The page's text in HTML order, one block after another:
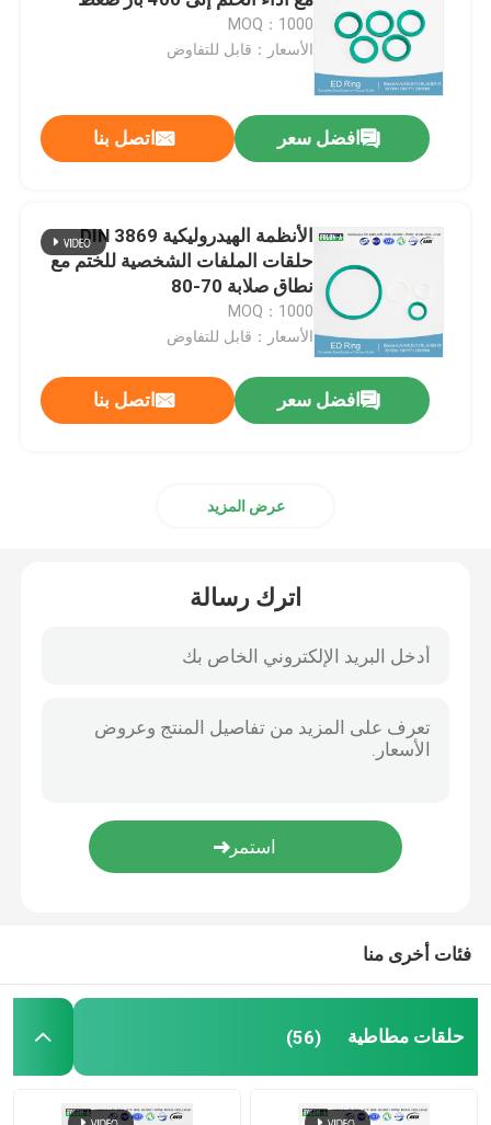
حلقات NBR يا
حلقات FKM O
حلقات سيليكون يا
حلقات EPDM
وولفورم سيلز
الأختام المستعبدة
أختام الزيت
MOQ：1000
الأسعار：قابل للتفاوض
افضل سعر اتصل بنا
الأنظمة الهيدروليكية DIN 3869
حلقات الملفات الشخصية للختم مع
نطاق صلابة 70-80
MOQ：1000
الأسعار：قابل للتفاوض
افضل سعر اتصل بنا
عرض المزيد
اترك رسالة
فئات أخرى منا
حلقات مطاطية (56)